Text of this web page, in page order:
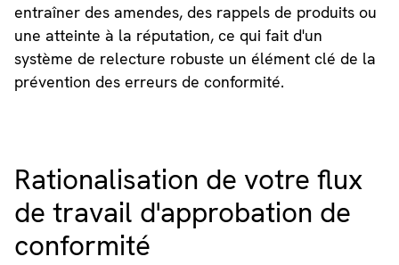
entraîner des amendes, des rappels de produits ou
une atteinte à la réputation, ce qui fait d'un
système de relecture robuste un élément clé de la
prévention des erreurs de conformité.
Rationalisation de votre flux
de travail d'approbation de
conformité